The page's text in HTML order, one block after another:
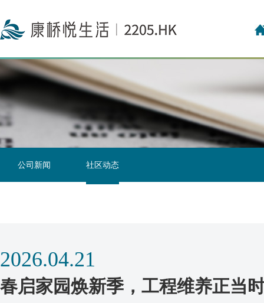
公司新闻 社区动态
2026.04.21
春启家园焕新季，工程维养正当